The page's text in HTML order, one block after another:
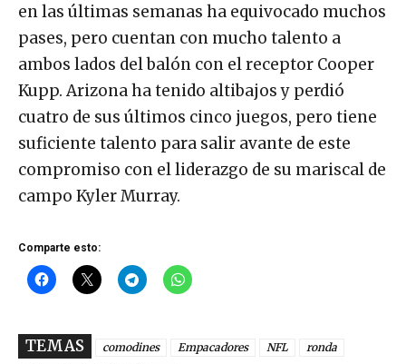
en las últimas semanas ha equivocado muchos
pases, pero cuentan con mucho talento a
ambos lados del balón con el receptor Cooper
Kupp. Arizona ha tenido altibajos y perdió
cuatro de sus últimos cinco juegos, pero tiene
suficiente talento para salir avante de este
compromiso con el liderazgo de su mariscal de
campo Kyler Murray.
Comparte esto:
TEMAS comodines Empacadores NFL
ronda